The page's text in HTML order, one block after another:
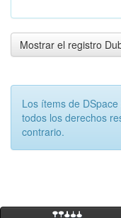
Mostrar el registro
Los ítems de
todos los derechos
contrario.